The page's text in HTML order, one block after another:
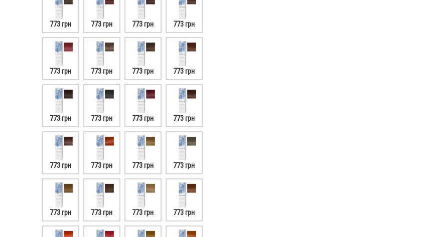
773 грн 773 грн 773 грн 773 грн
773 грн 773 грн 773 грн 773 грн
773 грн 773 грн 773 грн 773 грн
773 грн 773 грн 773 грн 773 грн
773 грн 773 грн 773 грн 773 грн